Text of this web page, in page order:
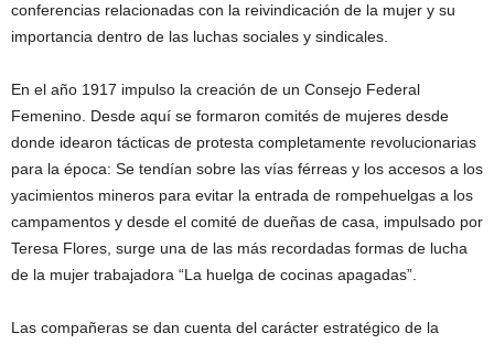
conferencias relacionadas con la reivindicación de la mujer y su
importancia dentro de las luchas sociales y sindicales.
En el año 1917 impulso la creación de un Consejo Federal
Femenino. Desde aquí se formaron comités de mujeres desde
donde idearon tácticas de protesta completamente revolucionarias
para la época: Se tendían sobre las vías férreas y los accesos a los
yacimientos mineros para evitar la entrada de rompehuelgas a los
campamentos y desde el comité de dueñas de casa, impulsado por
Teresa Flores, surge una de las más recordadas formas de lucha
de la mujer trabajadora “La huelga de cocinas apagadas”.
Las compañeras se dan cuenta del carácter estratégico de la